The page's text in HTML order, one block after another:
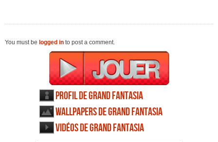
You must be logged in to post a comment.
Profil de Grand Fantasia
Wallpapers de Grand Fantasia
Vidéos de Grand Fantasia